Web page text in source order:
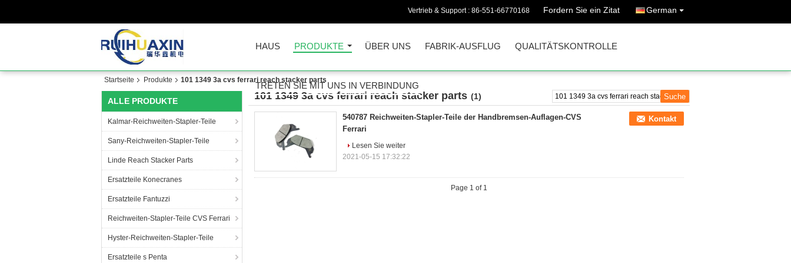
Vertrieb & Support : 86-551-66770168 Fordern Sie ein Zitat German
HAUS PRODUKTE ÜBER UNS FABRIK-AUSFLUG QUALITÄTSKONTROLLE
TRETEN SIE MIT UNS IN VERBINDUNG
Startseite Produkte 101 1349 3a cvs ferrari reach stacker parts
ALLE PRODUKTE
Kalmar-Reichweiten-Stapler-Teile
Sany-Reichweiten-Stapler-Teile
Linde Reach Stacker Parts
Ersatzteile Konecranes
Ersatzteile Fantuzzi
Reichweiten-Stapler-Teile CVS Ferrari
Hyster-Reichweiten-Stapler-Teile
Ersatzteile s Penta
101 1349 3a cvs ferrari reach stacker parts (1)
540787 Reichweiten-Stapler-Teile der Handbremsen-Auflagen-CVS
Ferrari
Kontakt
Lesen Sie weiter
2021-05-15 17:32:22
Page 1 of 1